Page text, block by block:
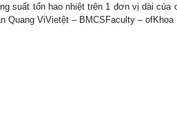
suất tổn hao nhiệt trên 1 đơn vị dài
Quang ViVietệt – BMCSFaculty –